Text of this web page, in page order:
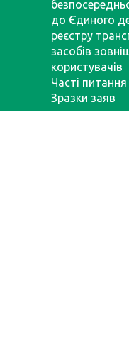
до Єдиного
реєстру
засобів
користувачів
Часті питання
Зразки заяв